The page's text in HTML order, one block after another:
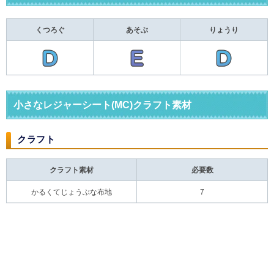
くつろぐ あそぶ りょうり
小さなレジャーシート(MC)クラフト素材
クラフト
クラフト素材 必要数
かるくてじょうぶな布地 7